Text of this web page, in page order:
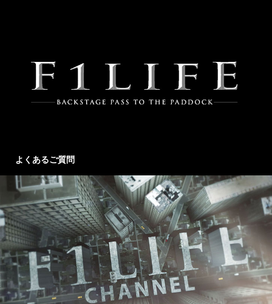
よくあるご質問